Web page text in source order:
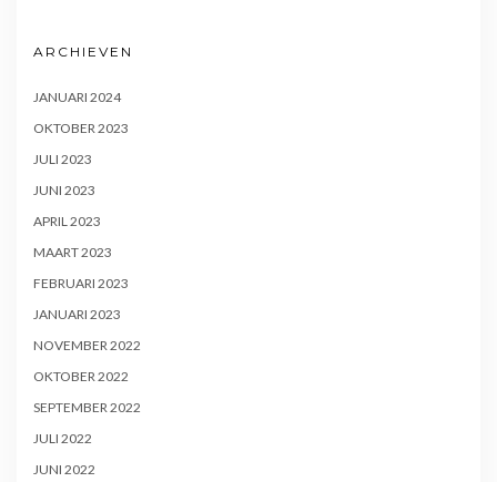
ARCHIEVEN
JANUARI 2024
OKTOBER 2023
JULI 2023
JUNI 2023
APRIL 2023
MAART 2023
FEBRUARI 2023
JANUARI 2023
NOVEMBER 2022
OKTOBER 2022
SEPTEMBER 2022
JULI 2022
JUNI 2022